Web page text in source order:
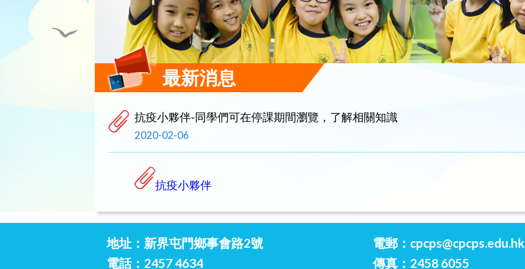
最新消息
抗疫小夥伴-同學們可在停課期間瀏覽，了解相關知識
2020-02-06
抗疫小夥伴
地址：新界屯門鄉事會路2號 電郵： cpcps@cpcps.edu.hk
電話：2457 4634
傳真：2458 6055